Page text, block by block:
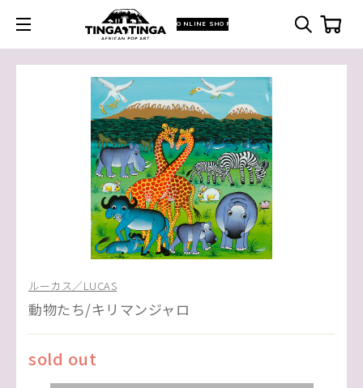
ONLINE SHOP
ルーカス／LUCAS
動物たち/キリマンジャロ
sold out